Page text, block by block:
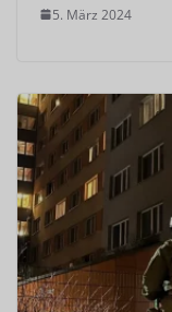
5. März 2024